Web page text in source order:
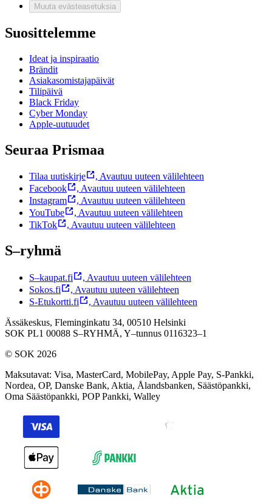
Muuta evästeasetuksia
Suosittelemme
Ideat ja inspiraatio
Brändit
Asiakasomistajapäivät
Tilipäivä
Black Friday
Cyber Monday
Apple-uutuudet
Seuraa Prismaa
Tilaa uutiskirje , Avautuu uuteen välilehteen
Facebook
, Avautuu uuteen välilehteen
Instagram
, Avautuu uuteen välilehteen
YouTube
, Avautuu uuteen välilehteen
TikTok
, Avautuu uuteen välilehteen
S–ryhmä
S–kaupat.fi , Avautuu uuteen välilehteen
Sokos.fi
, Avautuu uuteen välilehteen
S-Etukortti.fi
, Avautuu uuteen välilehteen
Ässäkeskus, Fleminginkatu 34, 00510 Helsinki
SOK PL1 00088 S–RYHMÄ, Y–tunnus 0116323–1
© SOK 2026
Maksutavat: Visa, MasterCard, MobilePay, Apple Pay, S-Pankki,
Nordea, OP, Danske Bank, Aktia, Ålandsbanken, Säästöpankki,
Oma Säästöpankki, POP Pankki, Walley